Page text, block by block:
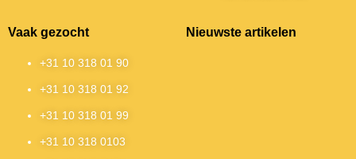
Vaak gezocht
+31 10 318 01 90
+31 10 318 01 92
+31 10 318 01 99
+31 10 318 0103
Nieuwste artikelen